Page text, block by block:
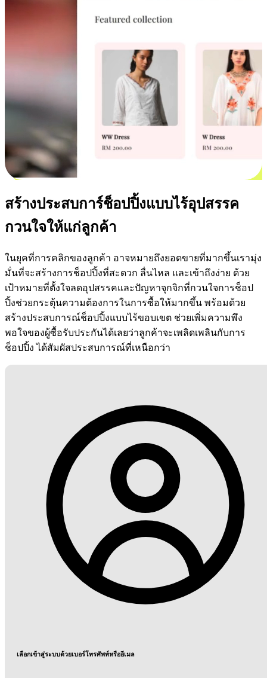
สร้างประสบการ์ช็อปปิ้งแบบไร้อุปสรรค
กวนใจให้แก่ลูกค้า
ในยุคที่การคลิกของลูกค้า อาจหมายถึงยอดขายที่มากขึ้นเรามุ่ง
มั่นที่จะสร้างการช็อปปิ้งที่สะดวก ลื่นไหล และเข้าถึงง่าย ด้วย
เป้าหมายที่ตั้งใจลดอุปสรรคและปัญหาจุกจิกที่กวนใจการช็อป
ปิ้งช่วยกระตุ้นความต้องการในการซื้อให้มากขึ้น พร้อมด้วย
สร้างประสบการณ์ช็อปปิ้งแบบไร้ขอบเขต ช่วยเพิ่มความพึง
พอใจของผู้ซื้อรับประกันได้เลยว่าลูกค้าจะเพลิดเพลินกับการ
ช็อปปิ้ง ได้สัมผัสประสบการณ์ที่เหนือกว่า
เลือกเข้าสู่ระบบด้วยเบอร์โทรศัพท์หรืออีเมล